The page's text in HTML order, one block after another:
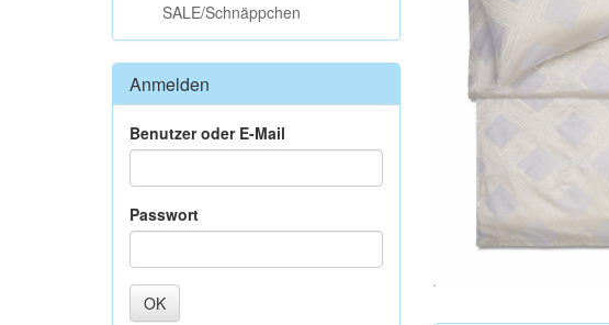
SALE/Schnäppchen
Anmelden
Benutzer oder E-Mail
Passwort
OK